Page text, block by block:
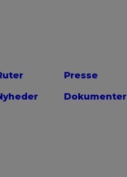
Presse
Dokumenter